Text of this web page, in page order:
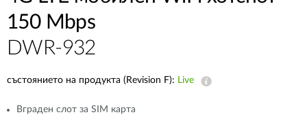
150 Mbps
DWR-932
състоянието на продукта (Revision F): Live
Вграден слот за SIM карта